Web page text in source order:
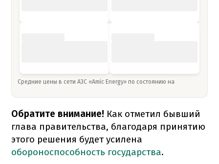
Средние цены в сети АЗС «Amic Energy» по состоянию на
Обратите внимание! Как отметил бывший
глава правительства, благодаря принятию
этого решения будет усилена
обороноспособность государства.